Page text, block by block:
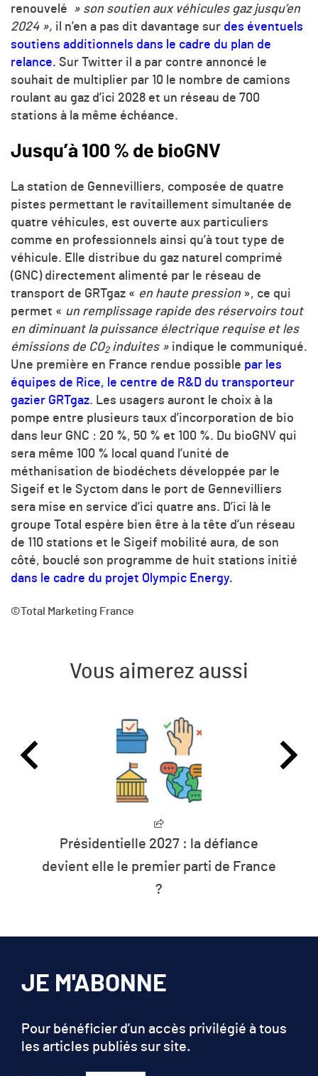
renouvelé » son soutien aux véhicules gaz jusqu’en
2024 », il n’en a pas dit davantage sur des éventuels
soutiens additionnels dans le cadre du plan de
relance. Sur Twitter il a par contre annoncé le
souhait de multiplier par 10 le nombre de camions
roulant au gaz d’ici 2028 et un réseau de 700
stations à la même échéance.
Jusqu’à 100 % de bioGNV
La station de Gennevilliers, composée de quatre
pistes permettant le ravitaillement simultanée de
quatre véhicules, est ouverte aux particuliers
comme en professionnels ainsi qu’à tout type de
véhicule. Elle distribue du gaz naturel comprimé
(GNC) directement alimenté par le réseau de
transport de GRTgaz « en haute pression », ce qui
permet « un remplissage rapide des réservoirs tout
en diminuant la puissance électrique requise et les
émissions de CO2induites » indique le communiqué.
Une première en France rendue possible par les
équipes de Rice, le centre de R&D du transporteur
gazier GRTgaz. Les usagers auront le choix à la
pompe entre plusieurs taux d’incorporation de bio
dans leur GNC : 20 %, 50 % et 100 %. Du bioGNV qui
sera même 100 % local quand l’unité de
méthanisation de biodéchets développée par le
Sigeif et le Syctom dans le port de Gennevilliers
sera mise en service d’ici quatre ans. D’ici là le
groupe Total espère bien être à la tête d’un réseau
de 110 stations et le Sigeif mobilité aura, de son
côté, bouclé son programme de huit stations initié
dans le cadre du projet Olympic Energy.
©Total Marketing France
Vous aimerez aussi
Présidentielle 2027 : la défiance
devient elle le premier parti de France
?
JE M'ABONNE
Pour bénéficier d’un accès privilégié à tous
les articles publiés sur site.